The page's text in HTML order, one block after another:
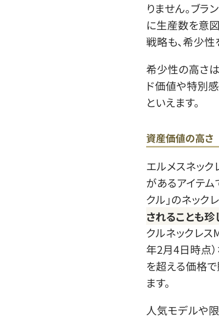
りません。ブ
に生産数を意
戦略も、希少性
希少性の高さは
ド価値や特別
といえます。
資産価値の高さ
エルメスネッ
があるアイテム
クル」のネック
されることも珍
クルネックレ
年2月4日時点
を超える価格
ます。
人気モデルや